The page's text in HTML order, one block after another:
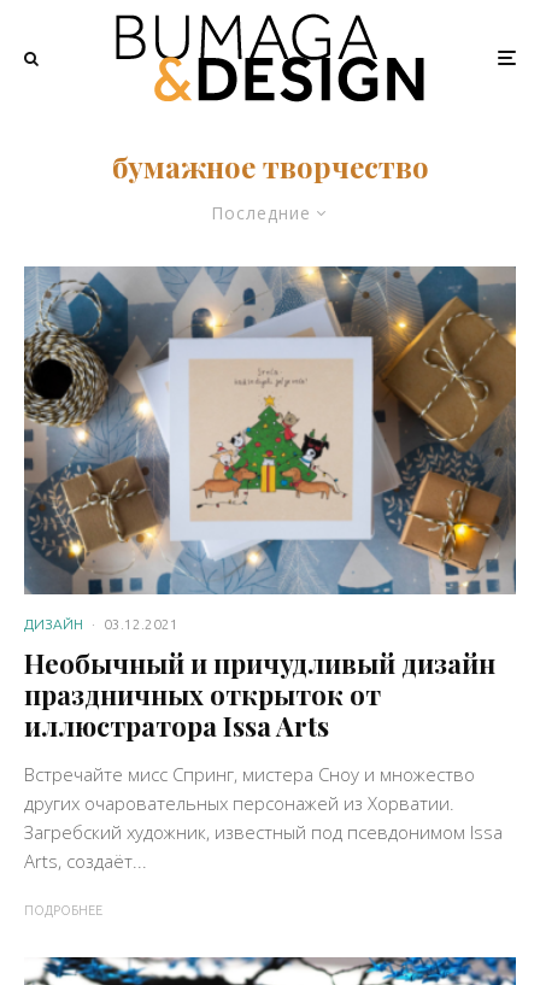
бумажное творчество
Последние
ДИЗАЙН · 03.12.2021
Необычный и причудливый дизайн
праздничных открыток от
иллюстратора Issa Arts
Встречайте мисс Спринг, мистера Сноу и множество
других очаровательных персонажей из Хорватии.
Загребский художник, известный под псевдонимом Issa
Arts, создаёт...
ПОДРОБНЕЕ